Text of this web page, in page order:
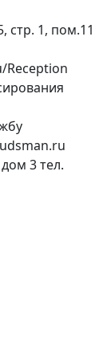
стр. 1, пом.11
Reception
3 тел.